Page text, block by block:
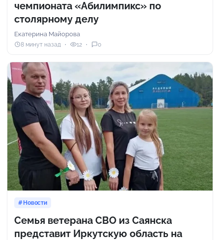
чемпионата «Абилимпикс» по
столярному делу
Екатерина Майорова
8 минут назад 12 0
Новости
Семья ветерана СВО из Саянска
представит Иркутскую область на